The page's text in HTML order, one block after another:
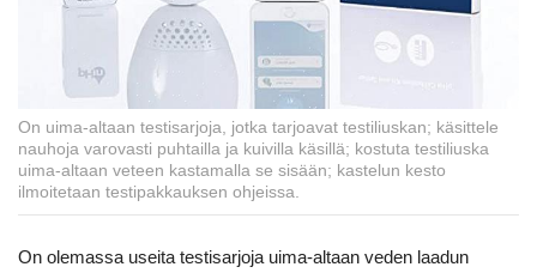
On uima-altaan testisarjoja, jotka tarjoavat testiliuskan; käsittele
nauhoja varovasti puhtailla ja kuivilla käsillä; kostuta testiliuska
uima-altaan veteen kastamalla se sisään; kastelun kesto
ilmoitetaan testipakkauksen ohjeissa.
On olemassa useita testisarjoja uima-altaan veden laadun